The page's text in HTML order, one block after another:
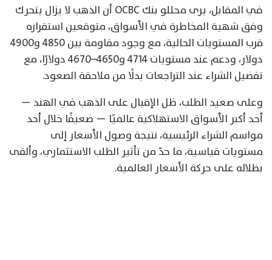
في المقابل، يرى محللو بنك OCBC أن الذهب لا يزال يتحرك
وفق شهية المخاطرة في الأسواق، متوقعين استقراره
قرب المستويات الحالية، مع وجود مقاومة بين 4850 و4900
دولار، ودعم عند مستويات 4714 و4650–4670 دولارًا، مع
تفضيل الشراء عند التراجعات بدلًا من ملاحقة الصعود.
وعلى صعيد الطلب، ظل الإقبال على الذهب في الهند —
أحد أكبر الأسواق الاستهلاكية عالميًا — ضعيفًا خلال أحد
مواسم الشراء الرئيسية، نتيجة وصول الأسعار إلى
مستويات قياسية، ما حدّ من تأثير الطلب الاستثماري، وألقى
بظلاله على حركة الأسعار العالمية.